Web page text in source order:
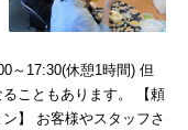
～17:30(休憩1時間) 但
こともあります。 【頼
】 お客様やスタッフさ